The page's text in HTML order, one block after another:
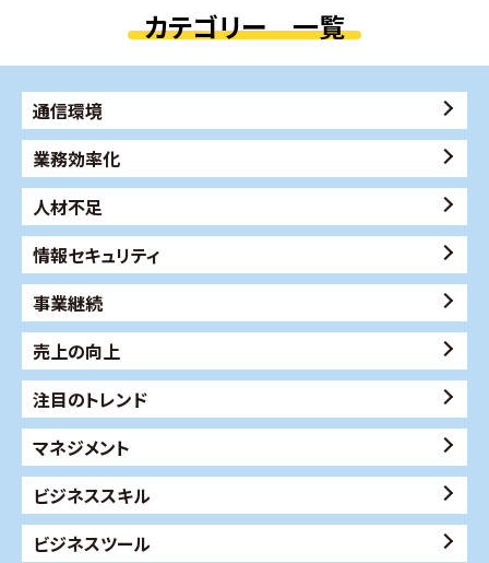
カテゴリー 一覧
通信環境
業務効率化
人材不足
情報セキュリティ
事業継続
売上の向上
注目のトレンド
マネジメント
ビジネススキル
ビジネスツール